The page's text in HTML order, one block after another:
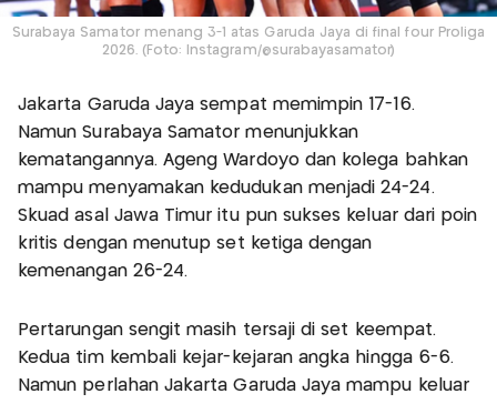
Surabaya Samator menang 3-1 atas Garuda Jaya di final four Proliga
2026. (Foto: Instagram/@surabayasamator)
Jakarta Garuda Jaya sempat memimpin 17-16.
Namun Surabaya Samator menunjukkan
kematangannya. Ageng Wardoyo dan kolega bahkan
mampu menyamakan kedudukan menjadi 24-24.
Skuad asal Jawa Timur itu pun sukses keluar dari poin
kritis dengan menutup set ketiga dengan
kemenangan 26-24.
Pertarungan sengit masih tersaji di set keempat.
Kedua tim kembali kejar-kejaran angka hingga 6-6.
Namun perlahan Jakarta Garuda Jaya mampu keluar